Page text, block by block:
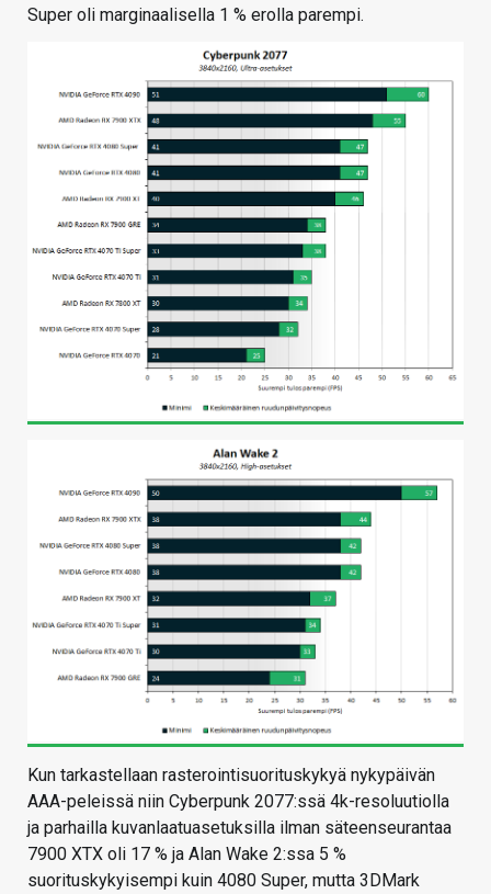
Super oli marginaalisella 1 % erolla parempi.
Kun tarkastellaan rasterointisuorituskykyä nykypäivän
AAA-peleissä niin Cyberpunk 2077:ssä 4k-resoluutiolla
ja parhailla kuvanlaatuasetuksilla ilman säteenseurantaa
7900 XTX oli 17 % ja Alan Wake 2:ssa 5 %
suorituskykyisempi kuin 4080 Super, mutta 3DMark